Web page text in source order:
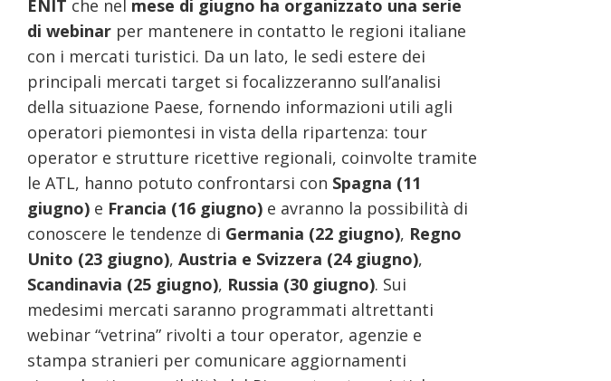
ENIT che nel mese di giugno ha organizzato una serie
di webinar per mantenere in contatto le regioni italiane
con i mercati turistici. Da un lato, le sedi estere dei
principali mercati target si focalizzeranno sull’analisi
della situazione Paese, fornendo informazioni utili agli
operatori piemontesi in vista della ripartenza: tour
operator e strutture ricettive regionali, coinvolte tramite
le ATL, hanno potuto confrontarsi con Spagna (11
giugno) e Francia (16 giugno) e avranno la possibilità di
conoscere le tendenze di Germania (22 giugno), Regno
Unito (23 giugno), Austria e Svizzera (24 giugno),
Scandinavia (25 giugno), Russia (30 giugno). Sui
medesimi mercati saranno programmati altrettanti
webinar “vetrina” rivolti a tour operator, agenzie e
stampa stranieri per comunicare aggiornamenti